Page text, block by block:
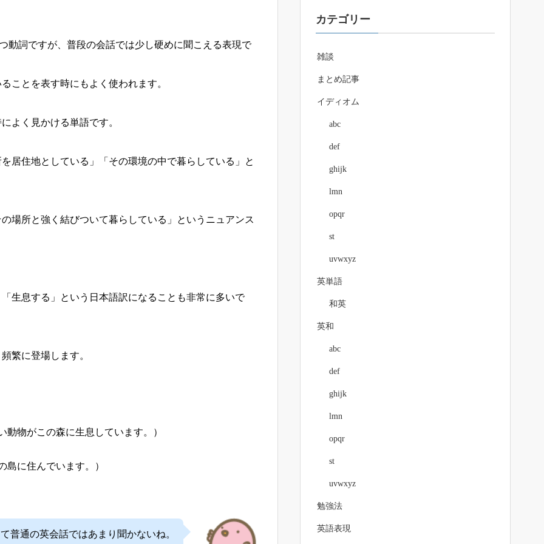
動詞ですが、普段の会話では少し硬めに聞こえる表現で
ことを表す時にもよく使われます。
よく見かける単語です。
居住地としている」「その環境の中で暮らしている」と
場所と強く結びついて暮らしている」というニュアンス
生息する」という日本語訳になることも非常に多いで
繁に登場します。
動物がこの森に生息しています。）
島に住んでいます。）
普通の英会話ではあまり聞かないね。
カテゴリー
雑談
まとめ記事
イディオム
abc
def
ghijk
lmn
opqr
st
uvwxyz
英単語
和英
英和
abc
def
ghijk
lmn
opqr
st
uvwxyz
勉強法
英語表現